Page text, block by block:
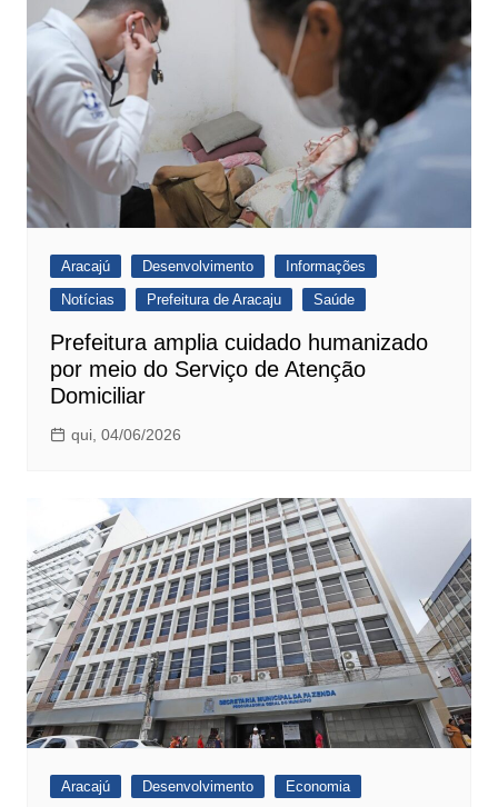
Aracajú Desenvolvimento
Informações
Notícias
Prefeitura de Aracaju Saúde
Prefeitura amplia cuidado humanizado
por meio do Serviço de Atenção
Domiciliar
qui, 04/06/2026
Aracajú Desenvolvimento
Economia